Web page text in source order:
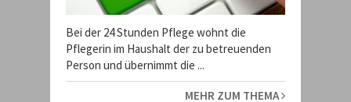
Bei der 24 Stunden Pflege wohnt die
Pflegerin im Haushalt der zu betreuenden
Person und übernimmt die ...
MEHR ZUM THEMA